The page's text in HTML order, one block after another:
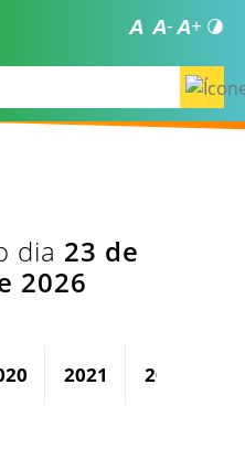
dia 23 de
2026
2021 2022